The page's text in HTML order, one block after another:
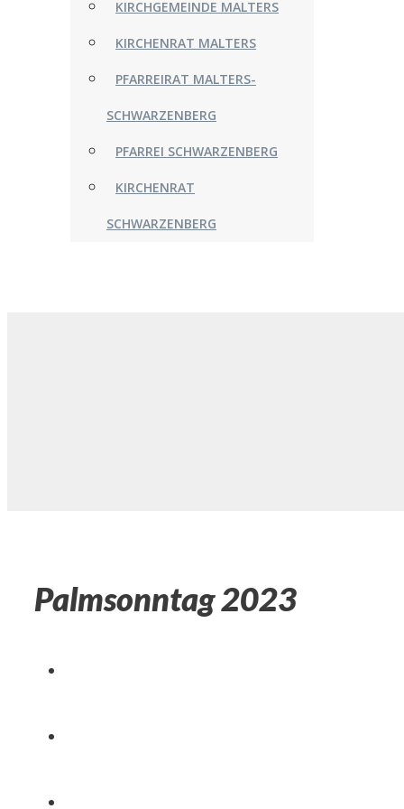
KIRCHGEMEINDE MALTERS
KIRCHENRAT MALTERS
PFARREIRAT MALTERS-
SCHWARZENBERG
PFARREI SCHWARZENBERG
KIRCHENRAT
SCHWARZENBERG
Palmsonntag 2023